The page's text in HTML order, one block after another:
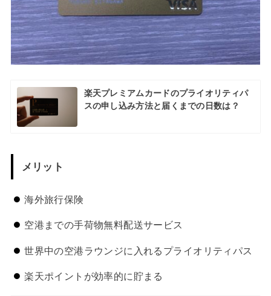
楽天プレミアムカードのプライオリティパ
スの申し込み方法と届くまでの日数は？
メリット
海外旅行保険
空港までの手荷物無料配送サービス
世界中の空港ラウンジに入れるプライオリティパス
楽天ポイントが効率的に貯まる